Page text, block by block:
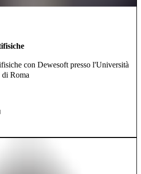
con Dewesoft presso l'Università
Roma